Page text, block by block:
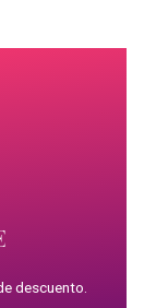
descuento.